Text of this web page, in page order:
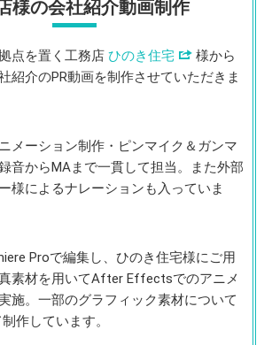
様の会社紹介動画制作
点を置く工務店 ひのき住宅
様から
紹介のPR動画を制作させていただきま
メーション制作・ピンマイク＆ガンマ
音からMAまで一貫して担当。また外部
様によるナレーションも入っていま
Proで編集し、ひのき住宅様にご用
素材を用いてAfter Effectsでのアニメ
施。一部のグラフィック素材について
作しています。